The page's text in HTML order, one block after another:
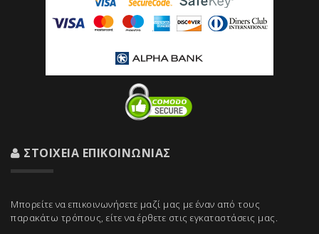
ΣΤΟΙΧΕΊΑ ΕΠΙΚΟΙΝΩΝΊΑΣ
Μπορείτε να επικοινωνήσετε μαζί μας με έναν από τους
παρακάτω τρόπους, είτε να έρθετε στις εγκαταστάσεις μας.